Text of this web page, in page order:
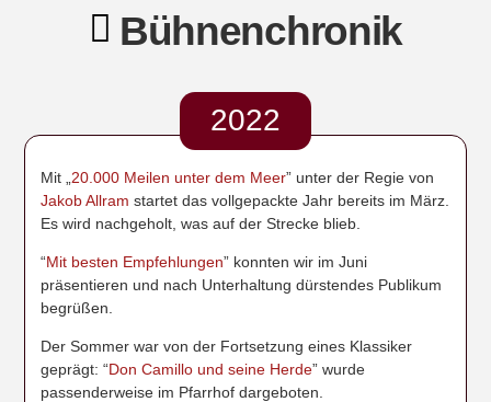
Bühnenchronik
2022
Mit „ 20.000 Meilen unter dem Meer” unter der Regie von
Jakob Allram startet das vollgepackte Jahr bereits im März.
Es wird nachgeholt, was auf der Strecke blieb.
“Mit besten Empfehlungen” konnten wir im Juni
präsentieren und nach Unterhaltung dürstendes Publikum
begrüßen.
Der Sommer war von der Fortsetzung eines Klassiker
geprägt: “Don Camillo und seine Herde” wurde
passenderweise im Pfarrhof dargeboten.